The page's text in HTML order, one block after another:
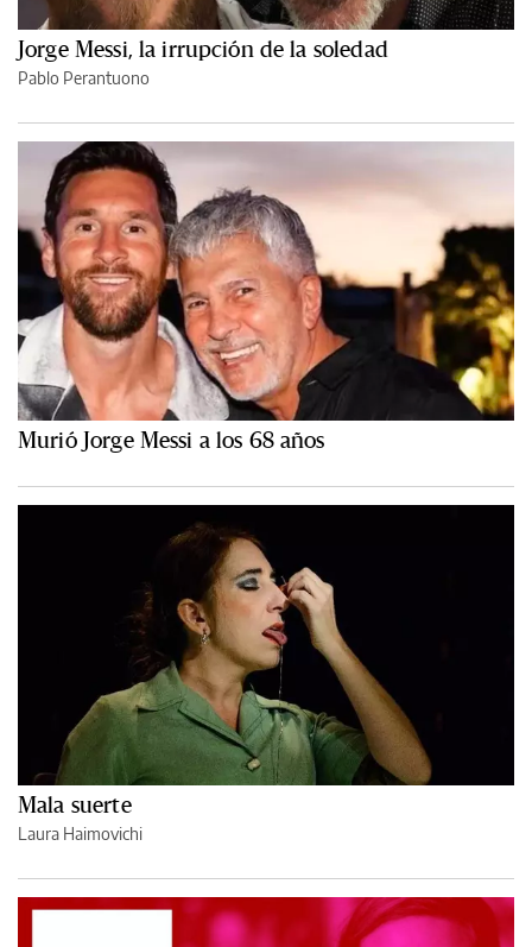
Jorge Messi, la irrupción de la soledad
Pablo Perantuono
Murió Jorge Messi a los 68 años
Mala suerte
Laura Haimovichi